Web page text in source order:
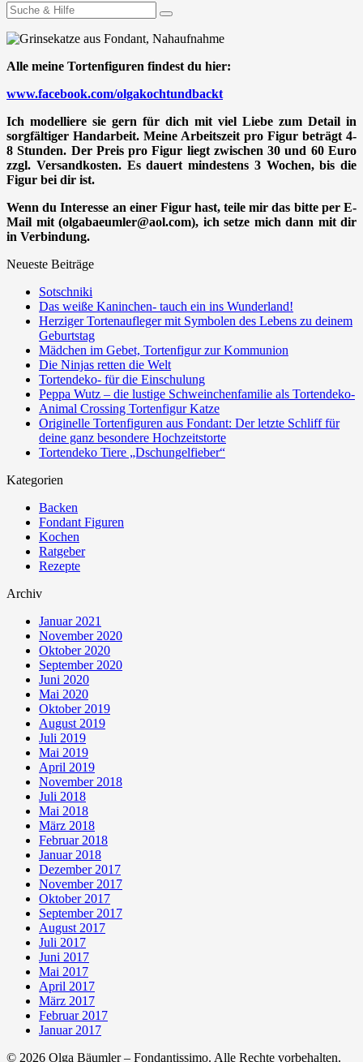
Suchen
nach:
Alle meine Tortenfiguren findest du hier:
www.facebook.com/olgakochtundbackt
Ich modelliere sie gern für dich mit viel Liebe zum Detail in
sorgfältiger Handarbeit. Meine Arbeitszeit pro Figur beträgt 4-
8 Stunden. Der Preis pro Figur liegt zwischen 30 und 60 Euro
zzgl. Versandkosten. Es dauert mindestens 3 Wochen, bis die
Figur bei dir ist.
Wenn du Interesse an einer Figur hast, teile mir das bitte per E-
Mail mit (olgabaeumler@aol.com), ich setze mich dann mit dir
in Verbindung.
Neueste Beiträge
Sotschniki
Das weiße Kaninchen- tauch ein ins Wunderland!
Herziger Tortenaufleger mit Symbolen des Lebens zu deinem
Geburtstag
Mädchen im Gebet, Tortenfigur zur Kommunion
Die Ninjas retten die Welt
Tortendeko- für die Einschulung
Peppa Wutz – die lustige Schweinchenfamilie als Tortendeko-
Animal Crossing Tortenfigur Katze
Originelle Tortenfiguren aus Fondant: Der letzte Schliff für
deine ganz besondere Hochzeitstorte
Tortendeko Tiere „Dschungelfieber“
Kategorien
Backen
Fondant Figuren
Kochen
Ratgeber
Rezepte
Archiv
Januar 2021
November 2020
Oktober 2020
September 2020
Juni 2020
Mai 2020
Oktober 2019
August 2019
Juli 2019
Mai 2019
April 2019
November 2018
Juli 2018
Mai 2018
März 2018
Februar 2018
Januar 2018
Dezember 2017
November 2017
Oktober 2017
September 2017
August 2017
Juli 2017
Juni 2017
Mai 2017
April 2017
März 2017
Februar 2017
Januar 2017
© 2026 Olga Bäumler – Fondantissimo. Alle Rechte vorbehalten.